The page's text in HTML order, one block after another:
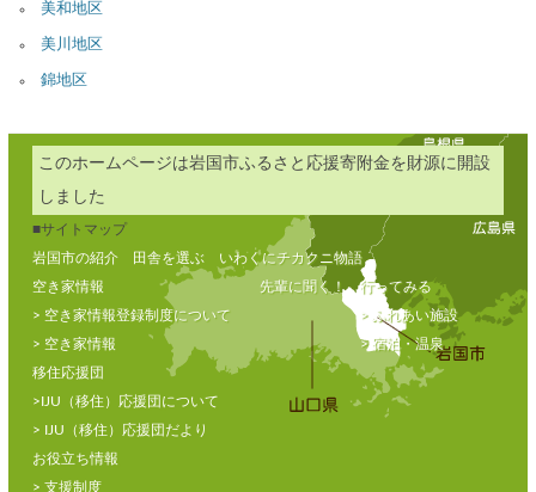
美和地区
美川地区
錦地区
このホームページは岩国市ふるさと応援寄附金を財源に開設
しました
■サイトマップ
岩国市の紹介
田舎を選ぶ
いわくにチカクニ物語
空き家情報
> 空き家情報登録制度について
> 空き家情報
先輩に聞く！
行ってみる
> ふれあい施設
> 宿泊・温泉
移住応援団
>IJU（移住）応援団について
> IJU（移住）応援団だより
お役立ち情報
> 支援制度